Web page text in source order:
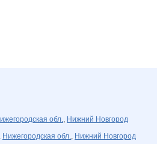
обл., Нижний Новгород
, Нижегородская обл., Нижний Новгород